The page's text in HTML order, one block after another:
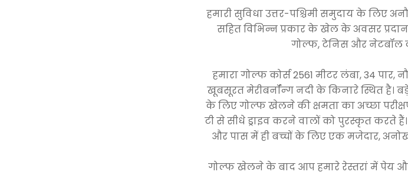
हमारी सुविधा उत्तर-पश्चिमी समुदाय के लिए
सहित विभिन्न प्रकार के खेल के अवसर
गोल्फ, टेनिस और नेटबॉल
हमारा गोल्फ कोर्स 2561 मीटर लंबा, 34 पार,
खूबसूरत मेरीबर्नॉन्ग नदी के किनारे स्थित है।
के लिए गोल्फ खेलने की क्षमता का अच्छा
टी से सीधे ड्राइव करने वालों को पुरस्कृत करते
और पास में ही बच्चों के लिए एक मजेदार,
गोल्फ खेलने के बाद आप हमारे रेस्तरां में पेय